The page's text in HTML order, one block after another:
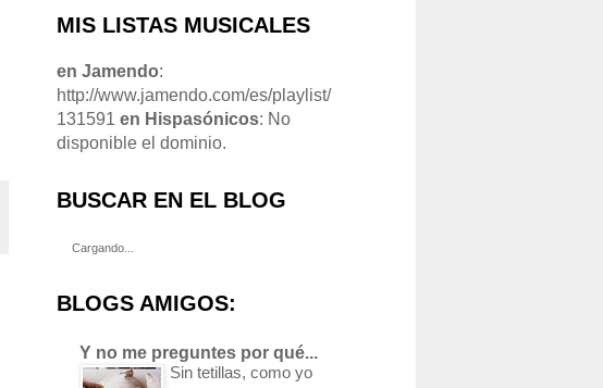
MIS LISTAS MUSICALES
en Jamendo:
http://www.jamendo.com/es/playlist/
131591 en Hispasónicos: No
disponible el dominio.
BUSCAR EN EL BLOG
Cargando...
BLOGS AMIGOS:
Y no me preguntes por qué...
Sin tetillas, como yo